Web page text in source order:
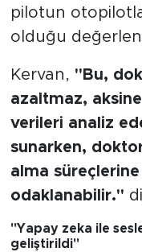
pilotun otopilotla
olduğu
Kervan, "Bu,
azaltmaz,
verileri analiz
sunarken,
alma
odaklanabilir."
"Yapay zeka ile
geliştirildi"